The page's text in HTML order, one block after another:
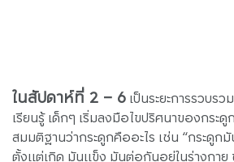
ในสัปดาห์ที่ 2 – 6เป็นระยะการรวบร
เรียนรู้ เด็กๆ เริ่มลงมือไขปริศนาของกระ
สมมติฐานว่ากระดูกคืออะไร เช่น “กระดูกมั
ตั้งแต่เกิด มันแข็ง มันต่อกันอยู่ในร่างกาย